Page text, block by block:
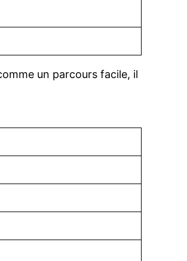
un parcours facile, il